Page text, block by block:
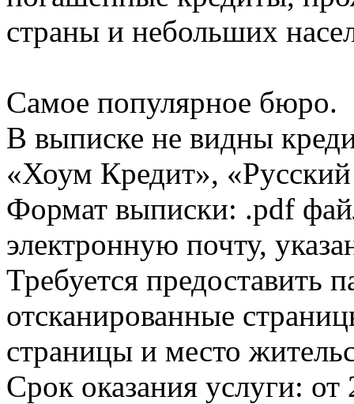
страны и небольших
Самое популярное бюро.
В выписке не видны
«Хоум Кредит»,
Формат выписки: .pdf
электронную почту,
Требуется предоставить
отсканированные
страницы и место
Срок оказания услуги: от